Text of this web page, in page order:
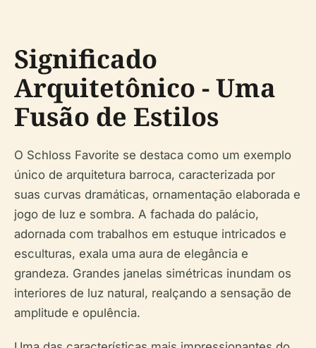
Significado
Arquitetônico - Uma
Fusão de Estilos
O Schloss Favorite se destaca como um exemplo
único de arquitetura barroca, caracterizada por
suas curvas dramáticas, ornamentação elaborada e
jogo de luz e sombra. A fachada do palácio,
adornada com trabalhos em estuque intricados e
esculturas, exala uma aura de elegância e
grandeza. Grandes janelas simétricas inundam os
interiores de luz natural, realçando a sensação de
amplitude e opulência.